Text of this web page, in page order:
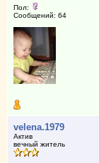
Пол:
Сообщений: 64
velena.1979
Актив
вечный житель